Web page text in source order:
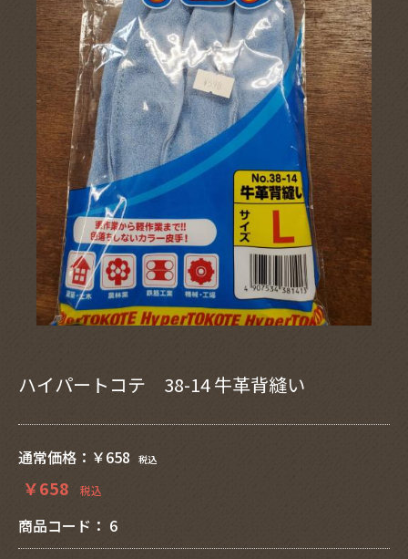
ハイパートコテ 38-14 牛革背縫い
通常価格： ￥658 税込
￥658 税込
商品コード： 6